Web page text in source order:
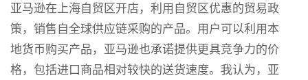
亚马逊在上海自贸区开店，利用自贸区优惠的贸易政
策，销售自全球供应链采购的产品。用户可以利用本
地货币购买产品，亚马逊也承诺提供更具竞争力的价
格，包括进口商品相对较快的送货速度。我认为，亚